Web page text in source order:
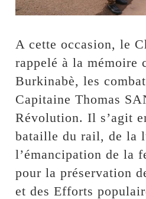
A cette occasion, le
rappelé à la mémoire
Burkinabè, les
Capitaine Thomas
Révolution. Il s’agit
bataille du rail, de la
l’émancipation de la
pour la préservation
et des Efforts